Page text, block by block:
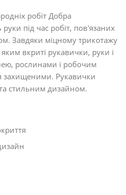
робіт Добра
під час робіт, пов'язаних
Завдяки міцному трикотажу
вкриті рукавички, руки і
рослинами і робочим
захищеними. Рукавички
стильним дизайном.